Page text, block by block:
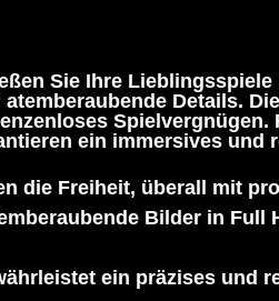
Sie Ihre
Details.
ein immersives und
die Freiheit, überall mit
Bilder in Full
ein präzises und